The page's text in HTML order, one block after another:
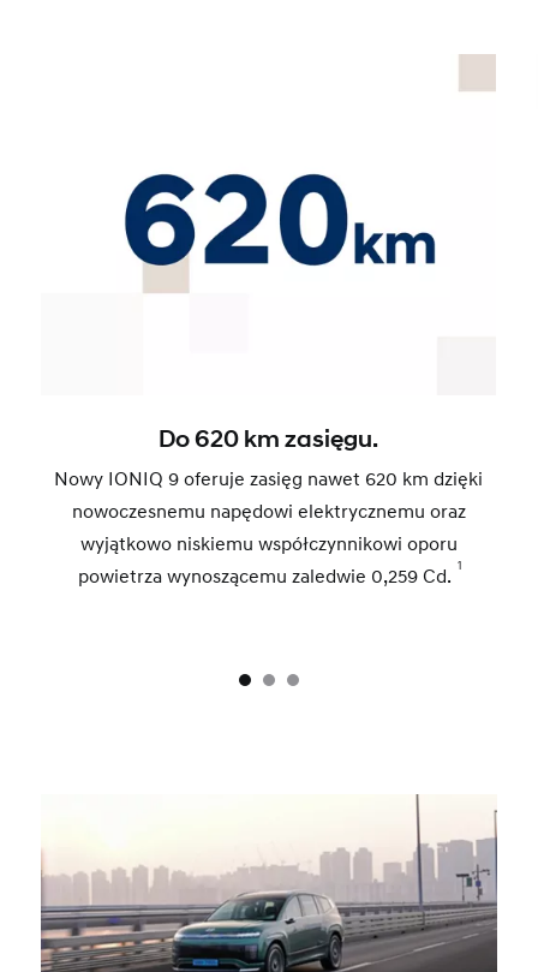
Do 620 km zasięgu.
Nowy IONIQ 9 oferuje zasięg nawet 620 km dzięki
nowoczesnemu napędowi elektrycznemu oraz
wyjątkowo niskiemu współczynnikowi oporu
powietrza wynoszącemu zaledwie 0,259 Cd. 1